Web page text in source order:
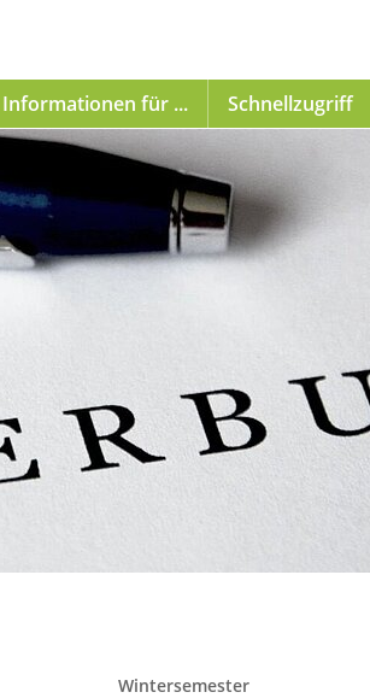
Informationen für ... Schnellzugriff
Wintersemester